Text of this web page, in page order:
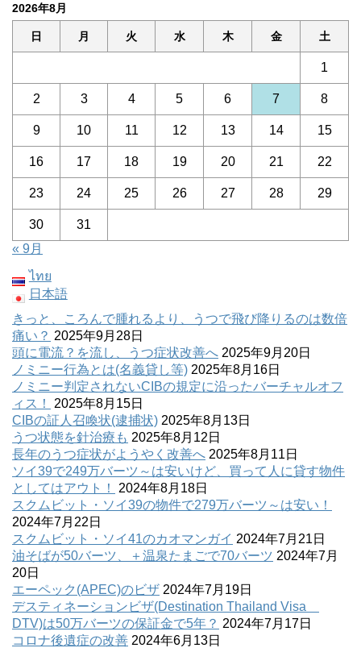
2026年8月
日 月 火 水 木 金 土
1
2 3 4 5 6 7 8
9 10 11 12 13 14 15
16 17 18 19 20 21 22
23 24 25 26 27 28 29
30
31
« 9月
ไทย
日本語
きっと、ころんで腫れるより、うつで飛び降りるのは数倍
痛い？ 2025年9月28日
頭に電流？を流し、うつ症状改善へ 2025年9月20日
ノミニー行為とは(名義貸し等) 2025年8月16日
ノミニー判定されないCIBの規定に沿ったバーチャルオフ
ィス！
2025年8月15日
CIBの証人召喚状(逮捕状) 2025年8月13日
うつ状態を針治療も 2025年8月12日
長年のうつ症状がようやく改善へ 2025年8月11日
ソイ39で249万バーツ～は安いけど、買って人に貸す物件
としてはアウト！
2024年8月18日
スクムビット・ソイ39の物件で279万バーツ～は安い！
2024年7月22日
スクムビット・ソイ41のカオマンガイ 2024年7月21日
油そばが50バーツ、＋温泉たまごで70バーツ 2024年7月
20日
エーペック(APEC)のビザ 2024年7月19日
デスティネーションビザ(Destination Thailand Visa
DTV)は50万バーツの保証金で5年？ 2024年7月17日
コロナ後遺症の改善 2024年6月13日